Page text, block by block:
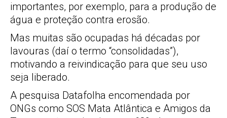
importantes, por exemplo, para a produção de
água e proteção contra erosão.
Mas muitas são ocupadas há décadas por
lavouras (daí o termo “consolidadas”),
motivando a reivindicação para que seu uso
seja liberado.
A pesquisa Datafolha encomendada por
ONGs como SOS Mata Atlântica e Amigos da